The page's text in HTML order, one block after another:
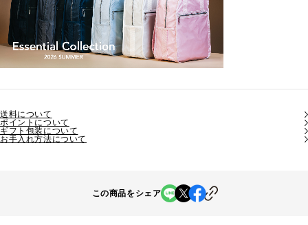
送料について
ポイントについて
ギフト包装について
お手入れ方法について
この商品をシェア